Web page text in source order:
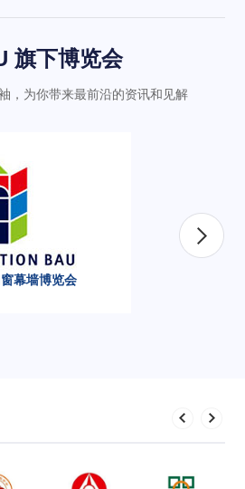
旗下博览会
，为你带来最前沿的资讯和见解
幕墙博览会